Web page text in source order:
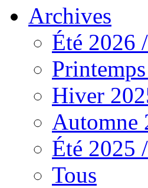
Archives
Été 2026
Hiver
Automne
Été 2025
Tous